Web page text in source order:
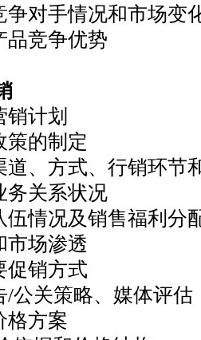
对手情况和市场变
竞争优势
计划
的制定
、方式、行销环节
关系状况
情况及销售福利分
场渗透
方式
策略、媒体评估
方案